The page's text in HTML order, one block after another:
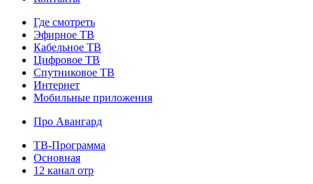
Где смотреть
Эфирное ТВ
Кабельное ТВ
Цифровое ТВ
Спутниковое ТВ
Интернет
Мобильные приложения
Про Авангард
ТВ-Программа
Основная
12 канал отр